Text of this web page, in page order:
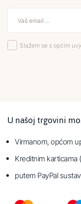
Slažem se s općim
U našoj trgovini
Virmanom, općom
Kreditnim karticama
putem PayPal